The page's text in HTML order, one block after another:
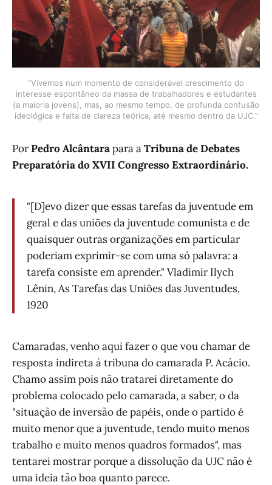
"Vivemos num momento de considerável crescimento do
interesse espontâneo da massa de trabalhadores e estudantes
(a maioria jovens), mas, ao mesmo tempo, de profunda confusão
ideológica e falta de clareza teórica, até mesmo dentro da UJC."
PorPedro Alcântarapara aTribuna de Debates
Preparatória do XVII Congresso Extraordinário.
"[D]evo dizer que essas tarefas da juventude em
geral e das uniões da juventude comunista e de
quaisquer outras organizações em particular
poderiam exprimir-se com uma só palavra: a
tarefa consiste em aprender." Vladimir Ilych
Lênin, As Tarefas das Uniões das Juventudes,
1920
Camaradas, venho aqui fazer o que vou chamar de
resposta indireta à tribuna do camarada P. Acácio.
Chamo assim pois não tratarei diretamente do
problema colocado pelo camarada, a saber, o da
"situação de inversão de papéis, onde o partido é
muito menor que a juventude, tendo muito menos
trabalho e muito menos quadros formados", mas
tentarei mostrar porque a dissolução da UJC não é
uma ideia tão boa quanto parece.